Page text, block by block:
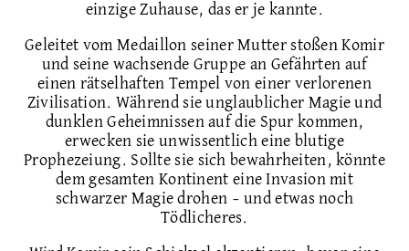
einzige Zuhause, das er je kannte.
Geleitet vom Medaillon seiner Mutter stoßen Komir
und seine wachsende Gruppe an Gefährten auf
einen rätselhaften Tempel von einer verlorenen
Zivilisation. Während sie unglaublicher Magie und
dunklen Geheimnissen auf die Spur kommen,
erwecken sie unwissentlich eine blutige
Prophezeiung. Sollte sie sich bewahrheiten, könnte
dem gesamten Kontinent eine Invasion mit
schwarzer Magie drohen – und etwas noch
Tödlicheres.